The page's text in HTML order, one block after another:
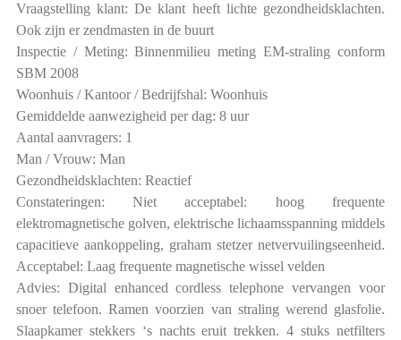
Vraagstelling klant: De klant heeft lichte gezondheidsklachten.
Ook zijn er zendmasten in de buurt
Inspectie / Meting: Binnenmilieu meting EM-straling conform
SBM 2008
Woonhuis / Kantoor / Bedrijfshal: Woonhuis
Gemiddelde aanwezigheid per dag: 8 uur
Aantal aanvragers: 1
Man / Vrouw: Man
Gezondheidsklachten: Reactief
Constateringen: Niet acceptabel: hoog frequente
elektromagnetische golven, elektrische lichaamsspanning middels
capacitieve aankoppeling, graham stetzer netvervuilingseenheid.
Acceptabel: Laag frequente magnetische wissel velden
Advies: Digital enhanced cordless telephone vervangen voor
snoer telefoon. Ramen voorzien van straling werend glasfolie.
Slaapkamer stekkers ‘s nachts eruit trekken. 4 stuks netfilters